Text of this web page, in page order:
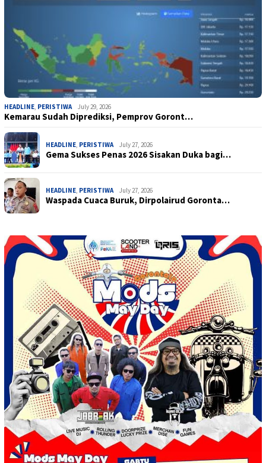
HEADLINE, PERISTIWA July 29, 2026
Kemarau Sudah Diprediksi, Pemprov Goront…
HEADLINE, PERISTIWA July 27, 2026
Gema Sukses Penas 2026 Sisakan Duka bagi…
HEADLINE, PERISTIWA July 27, 2026
Waspada Cuaca Buruk, Dirpolairud Goronta…